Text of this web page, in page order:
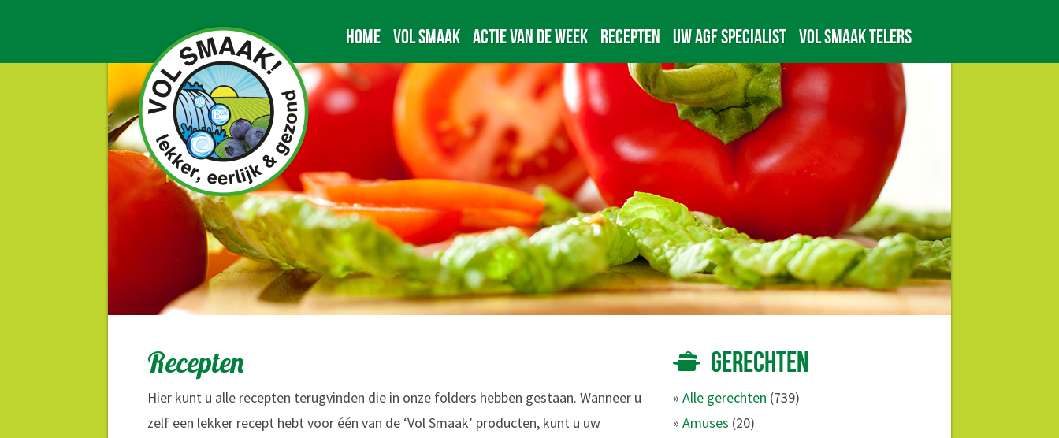
Home Vol Smaak Actie van de week Recepten Uw AGF specialist Vol Smaak telers
Recepten
Hier kunt u alle recepten terugvinden die in onze folders hebben gestaan. Wanneer u
zelf een lekker recept hebt voor één van de ‘Vol Smaak’ producten, kunt u uw
GERECHTEN
» Alle gerechten (739)
» Amuses (20)